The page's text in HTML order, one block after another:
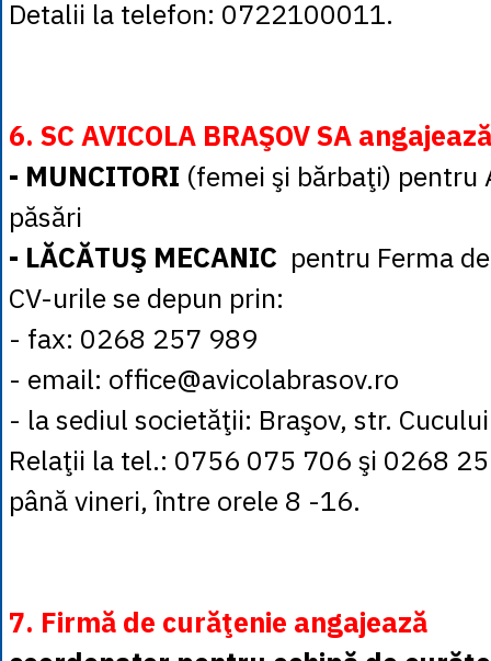
Detalii la telefon: 0722100011.
6. SC AVICOLA BRAŞOV SA angajează
- MUNCITORI (femei şi bărbaţi) pentru
păsări
- LĂCĂTUŞ MECANIC pentru Ferma
CV-urile se depun prin:
- fax: 0268 257 989
- email: office@avicolabrasov.ro
- la sediul societăţii: Braşov, str.
Relaţii la tel.: 0756 075 706 şi 0268
până vineri, între orele 8 -16.
7. Firmă de curăţenie angajează